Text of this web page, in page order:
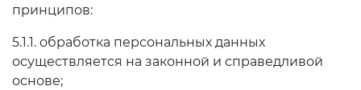
принципов:
5.1.1. обработка персональных данных
осуществляется на законной и справедливой
основе;